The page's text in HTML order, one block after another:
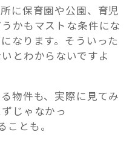
に保育園や公園、育児
かもマストな条件にな
なります。そういった
とわからないですよ
物件も、実際に見てみ
じゃなかっ
とも。